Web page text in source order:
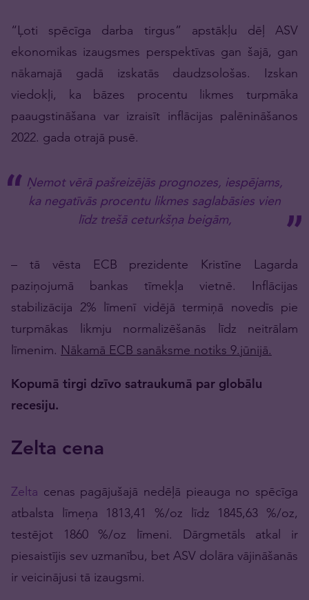
“Ļoti spēcīga darba tirgus” apstākļu dēļ ASV
ekonomikas izaugsmes perspektīvas gan šajā, gan
nākamajā gadā izskatās daudzsološas. Izskan
viedokļi, ka bāzes procentu likmes turpmāka
paaugstināšana var izraisīt inflācijas palēnināšanos
2022. gada otrajā pusē.
Ņemot vērā pašreizējās prognozes, iespējams,
ka negatīvās procentu likmes saglabāsies vien
līdz trešā ceturkšņa beigām,
– tā vēsta ECB prezidente Kristīne Lagarda
paziņojumā bankas tīmekļa vietnē. Inflācijas
stabilizācija 2% līmenī vidējā termiņā novedīs pie
turpmākas likmju normalizēšanās līdz neitrālam
līmenim. Nākamā ECB sanāksme notiks 9.jūnijā.
Kopumā tirgi dzīvo satraukumā par globālu
recesiju.
Zelta cena
Zelta cenas pagājušajā nedēļā pieauga no spēcīga
atbalsta līmeņa 1813,41 %/oz līdz 1845,63 %/oz,
testējot 1860 %/oz līmeni. Dārgmetāls atkal ir
piesaistījis sev uzmanību, bet ASV dolāra vājināšanās
ir veicinājusi tā izaugsmi.